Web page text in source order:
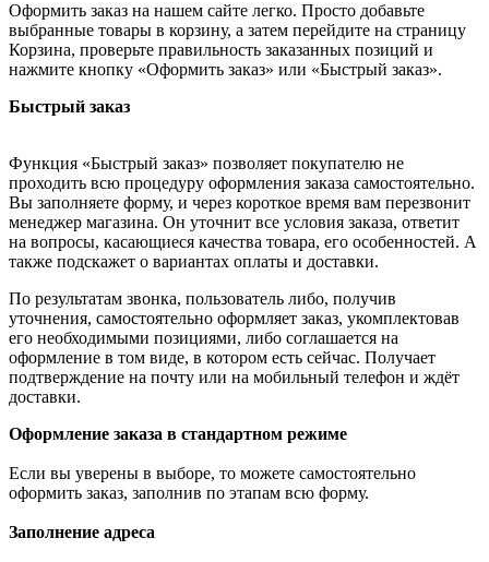
Оформить заказ на нашем сайте легко. Просто добавьте
выбранные товары в корзину, а затем перейдите на страницу
Корзина, проверьте правильность заказанных позиций и
нажмите кнопку «Оформить заказ» или «Быстрый заказ».
Быстрый заказ
Функция «Быстрый заказ» позволяет покупателю не
проходить всю процедуру оформления заказа самостоятельно.
Вы заполняете форму, и через короткое время вам перезвонит
менеджер магазина. Он уточнит все условия заказа, ответит
на вопросы, касающиеся качества товара, его особенностей. А
также подскажет о вариантах оплаты и доставки.
По результатам звонка, пользователь либо, получив
уточнения, самостоятельно оформляет заказ, укомплектовав
его необходимыми позициями, либо соглашается на
оформление в том виде, в котором есть сейчас. Получает
подтверждение на почту или на мобильный телефон и ждёт
доставки.
Оформление заказа в стандартном режиме
Если вы уверены в выборе, то можете самостоятельно
оформить заказ, заполнив по этапам всю форму.
Заполнение адреса